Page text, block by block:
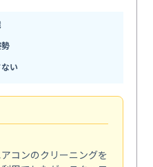
い
コンのクリーニングを